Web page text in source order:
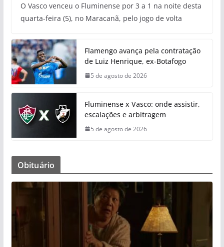
O Vasco venceu o Fluminense por 3 a 1 na noite desta
quarta-feira (5), no Maracanã, pelo jogo de volta
Flamengo avança pela contratação
de Luiz Henrique, ex-Botafogo
5 de agosto de 2026
Fluminense x Vasco: onde assistir,
escalações e arbitragem
5 de agosto de 2026
Obituário